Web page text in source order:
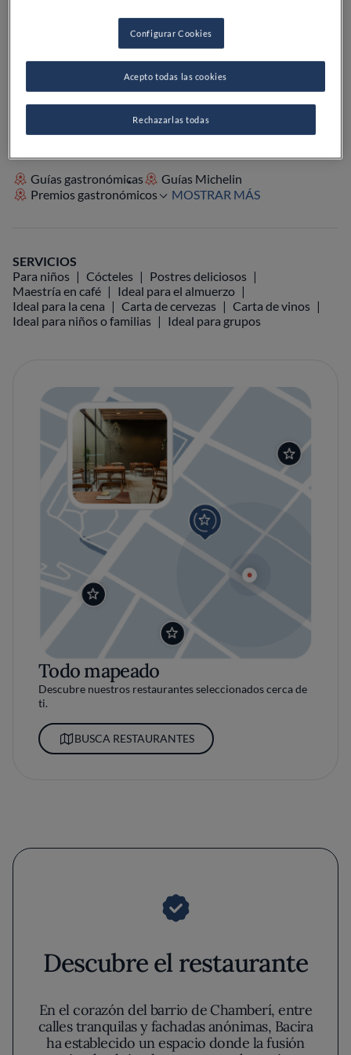
VER EN EL MAPA +34 918 66 40 30
VISITAR WEB
Guías gastronómicas
Guías Michelin
Premios gastronómicos
MOSTRAR MÁS
SERVICIOS
Para niños
Cócteles
Postres deliciosos
Maestría en café
Ideal para el almuerzo
Ideal para la cena
Carta de cervezas
Carta de vinos
Ideal para niños o familias
Ideal para grupos
Todo mapeado
Descubre nuestros restaurantes seleccionados cerca de
ti.
BUSCA RESTAURANTES
Descubre el restaurante
En el corazón del barrio de Chamberí, entre
calles tranquilas y fachadas anónimas, Bacira
ha establecido un espacio donde la fusión
Configurar Cookies
Rechazarlas todas
Acepto todas las cookies